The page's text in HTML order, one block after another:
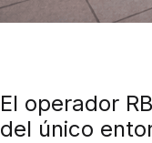
El operador
del único